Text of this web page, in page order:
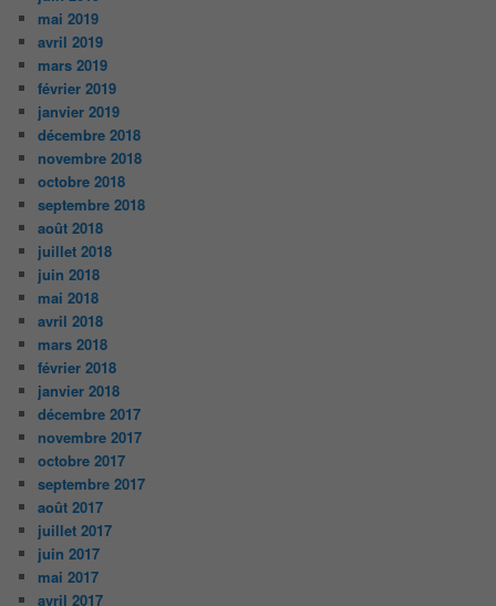
mai 2019
avril 2019
mars 2019
février 2019
janvier 2019
décembre 2018
novembre 2018
octobre 2018
septembre 2018
août 2018
juillet 2018
juin 2018
mai 2018
avril 2018
mars 2018
février 2018
janvier 2018
décembre 2017
novembre 2017
octobre 2017
septembre 2017
août 2017
juillet 2017
juin 2017
mai 2017
avril 2017